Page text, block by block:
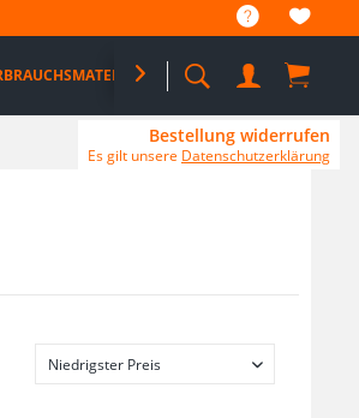
%SALE% PRO DEALS

Bestellung widerrufen
Es gilt unsere Datenschutzerklärung